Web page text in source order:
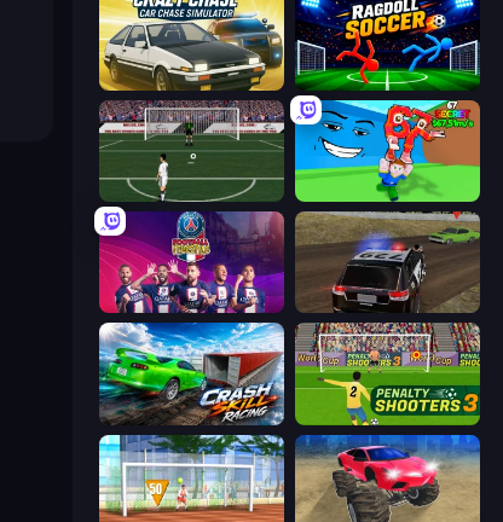
Crazy Chase - Car Chase Simulator Ragdoll Soccer 2 Players
Bicycle Kick Champ
PSG Soccer Freestyle POLICE Chase Simulator
Crash Skill Racing Penalty Shooters 3